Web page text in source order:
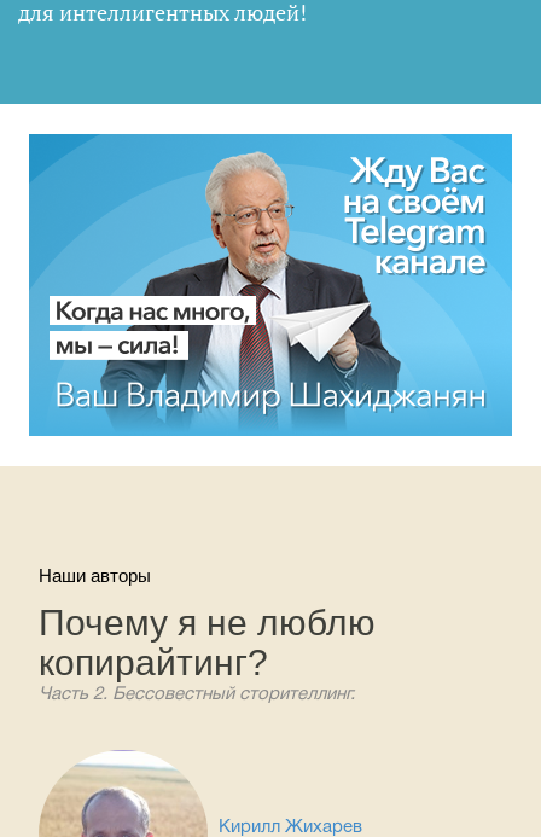
для интеллигентных людей!
Наши авторы
Почему я не люблю
копирайтинг?
Часть 2. Бессовестный сторителлинг.
Кирилл Жихарев